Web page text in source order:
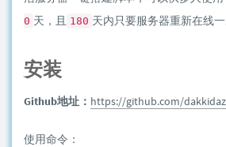
0 天，且 180 天内只要服务器重新在线一
安装
Github地址： https://github.com/
使用命令：